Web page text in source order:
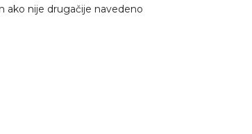
ako nije drugačije navedeno